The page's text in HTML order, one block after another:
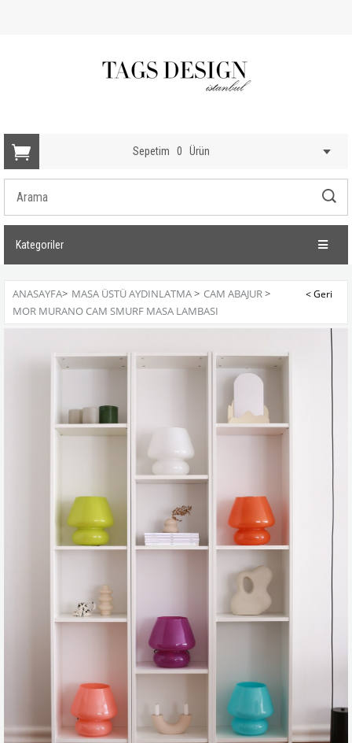
Sepetim 0 Ürün
Kategoriler
ANASAYFA> MASA ÜSTÜ AYDINLATMA> CAM ABAJUR>
MOR MURANO CAM SMURF MASA LAMBASI